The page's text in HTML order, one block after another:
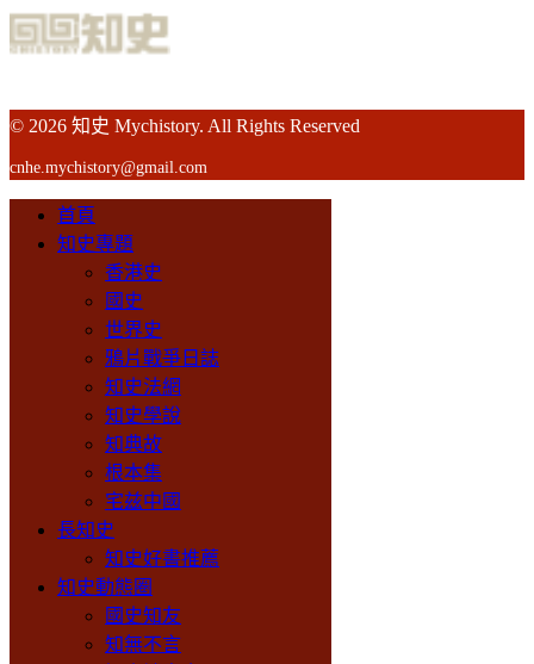
© 2026 知史 Mychistory. All Rights Reserved
cnhe.mychistory@gmail.com
首頁
知史專題
香港史
國史
世界史
鴉片戰爭日誌
知史法網
知史學說
知典故
根本集
宅兹中國
長知史
知史好書推薦
知史動態圈
國史知友
知無不言